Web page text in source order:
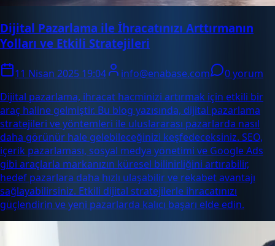
Dijital Pazarlama ile İhracatınızı Arttırmanın
Yolları ve Etkili Stratejileri
11 Nisan 2025 19:04 info@enabase.com
0 yorum
Dijital pazarlama, ihracat hacminizi artırmak için etkili bir
araç haline gelmiştir. Bu blog yazısında, dijital pazarlama
stratejileri ve yöntemleri ile uluslararası pazarlarda nasıl
daha görünür hale gelebileceğinizi keşfedeceksiniz. SEO,
içerik pazarlaması, sosyal medya yönetimi ve Google Ads
gibi araçlarla markanızın küresel bilinirliğini artırabilir,
hedef pazarlara daha hızlı ulaşabilir ve rekabet avantajı
sağlayabilirsiniz. Etkili dijital stratejilerle ihracatınızı
güçlendirin ve yeni pazarlarda kalıcı başarı elde edin.